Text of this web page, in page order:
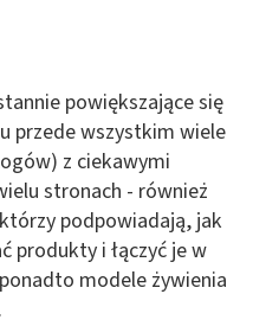
powiększające się
przede wszystkim wiele
z ciekawymi
stronach - również
podpowiadają, jak
produkty i łączyć je w
modele żywienia